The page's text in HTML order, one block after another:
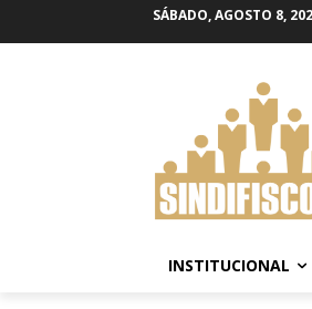
SÁBADO, AGOSTO 8,
INSTITUCIONAL